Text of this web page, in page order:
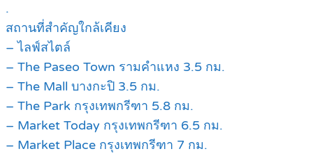
.
สถานที่สำคัญใกล้เคียง
– ไลฟ์สไตล์
– The Paseo Town รามคำแหง 3.5 กม.
– The Mall บางกะปิ 3.5 กม.
– The Park กรุงเทพกรีฑา 5.8 กม.
– Market Today กรุงเทพกรีฑา 6.5 กม.
– Market Place กรุงเทพกรีฑา 7 กม.